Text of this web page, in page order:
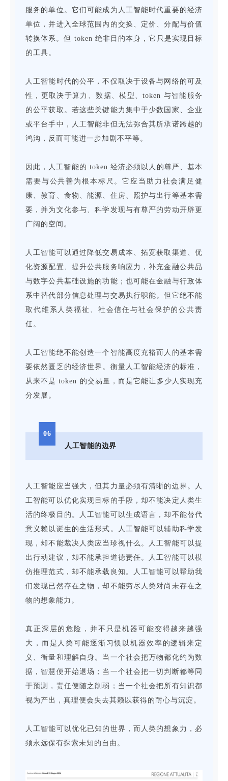
服务的单位。它们可能成为人工智能时代重要的经济
单位，并进入全球范围内的交换、定价、分配与价值
转换体系。但 token 绝非目的本身，它只是实现目标
的工具。
人工智能时代的公平，不仅取决于设备与网络的可及
性，更取决于算力、数据、模型、token 与智能服务
的公平获取。若这些关键能力集中于少数国家、企业
或平台手中，人工智能非但无法弥合其所承诺跨越的
鸿沟，反而可能进一步加剧不平等。
因此，人工智能的 token 经济必须以人的尊严、基本
需要与公共善为根本标尺。它应当助力社会满足健
康、教育、食物、能源、住房、照护与出行等基本需
要，并为文化参与、科学发现与有尊严的劳动开辟更
广阔的空间。
人工智能可以通过降低交易成本、拓宽获取渠道、优
化资源配置、提升公共服务响应力，补充金融公共品
与数字公共基础设施的功能；也可能在金融与行政体
系中替代部分信息处理与交易执行职能。但它绝不能
取代维系人类福祉、社会信任与社会保护的公共责
任。
人工智能绝不能创造一个智能高度充裕而人的基本需
要依然匮乏的经济世界。衡量人工智能经济的标准，
从来不是 token 的交易量，而是它能让多少人实现充
分发展。
06
人工智能的边界
人工智能应当强大，但其力量必须有清晰的边界。人
工智能可以优化实现目标的手段，却不能决定人类生
活的终极目的。人工智能可以生成语言，却不能替代
意义赖以诞生的生活形式。人工智能可以辅助科学发
现，却不能裁决人类应当珍视什么。人工智能可以提
出行动建议，却不能承担道德责任。人工智能可以模
仿推理范式，却不能承载良知。人工智能可以帮助我
们发现已然存在之物，却不能穷尽人类对尚未存在之
物的想象能力。
真正深层的危险，并不只是机器可能变得越来越强
大，而是人类可能逐渐习惯以机器效率的逻辑来定
义、衡量和理解自身。当一个社会把万物都化约为数
据，智慧便开始退场；当一个社会把一切判断都等同
于预测，责任便随之削弱；当一个社会把所有知识都
视为产出，真理便会失去其赖以获得的耐心与沉淀。
人工智能可以优化已知的世界，而人类的想象力，必
须永远保有探索未知的自由。